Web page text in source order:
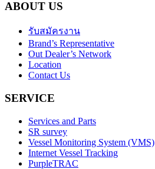
ABOUT US
รับสมัครงาน
Brand’s Representative
Out Dealer’s Network
Location
Contact Us
SERVICE
Services and Parts
SR survey
Vessel Monitoring System (VMS)
Internet Vessel Tracking
PurpleTRAC